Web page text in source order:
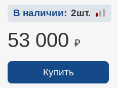
В наличии: 2шт.
53 000 ₽
Купить